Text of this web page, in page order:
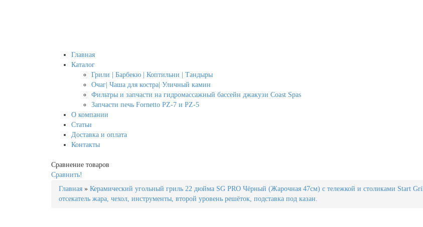
Главная
Каталог
Грили | Барбекю | Коптильни | Тандыры
Очаг| Чаша для костра| Уличный камин
Фильтры и запчасти на гидромассажный бассейн джакузи Coast Spas
Запчасти печь Fornetto PZ-7 и PZ-5
О компании
Статьи
Доставка и оплата
Контакты
Сравнение товаров
Сравнить!
Главная » Керамический угольный гриль 22 дюйма SG PRO Чёрный (Жарочная 47см) с тележкой и столиками Start
отсекатель жара, чехол, инструменты, второй уровень решёток, подставка под казан.